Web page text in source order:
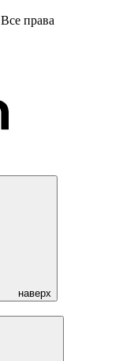
права
наверх